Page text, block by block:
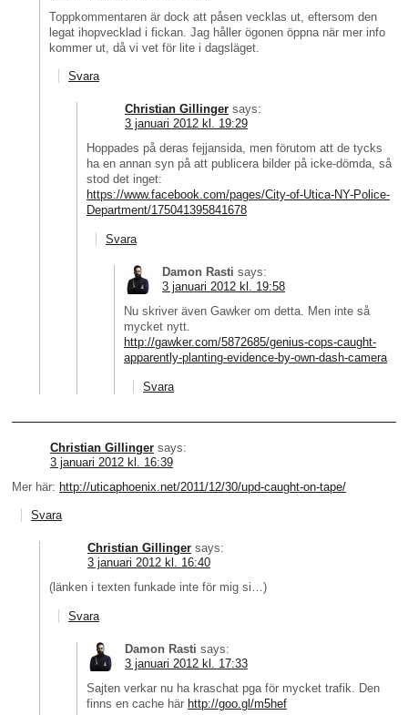
Toppkommentaren är dock att påsen vecklas ut, eftersom den
legat ihopvecklad i fickan. Jag håller ögonen öppna när mer info
kommer ut, då vi vet för lite i dagsläget.
Svara
Christian Gillinger says:
3 januari 2012 kl. 19:29
Hoppades på deras fejjansida, men förutom att de tycks
ha en annan syn på att publicera bilder på icke-dömda, så
stod det inget:
https://www.facebook.com/pages/City-of-Utica-NY-Police-
Department/175041395841678
Svara
Damon Rasti says:
3 januari 2012 kl. 19:58
Nu skriver även Gawker om detta. Men inte så
mycket nytt.
http://gawker.com/5872685/genius-cops-caught-
apparently-planting-evidence-by-own-dash-camera
Svara
Christian Gillinger says:
3 januari 2012 kl. 16:39
Mer här: http://uticaphoenix.net/2011/12/30/upd-caught-on-tape/
Svara
Christian Gillinger says:
3 januari 2012 kl. 16:40
(länken i texten funkade inte för mig si…)
Svara
Damon Rasti says:
3 januari 2012 kl. 17:33
Sajten verkar nu ha kraschat pga för mycket trafik. Den
finns en cache här http://goo.gl/m5hef